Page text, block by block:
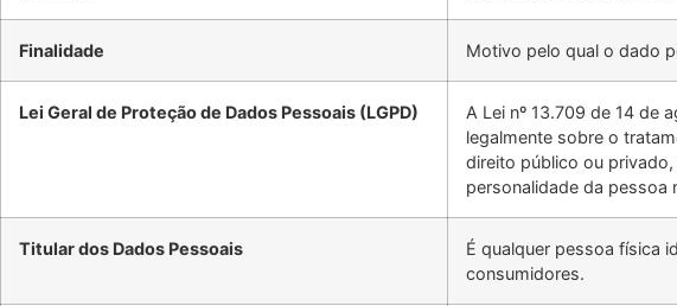
Finalidade Motivo pelo qual o dado
Lei Geral de Proteção de Dados Pessoais (LGPD)
A Lei nº 13.709 de 14 de
legalmente sobre o
direito público ou
personalidade da pessoa
Titular dos Dados Pessoais
É qualquer pessoa física
consumidores.